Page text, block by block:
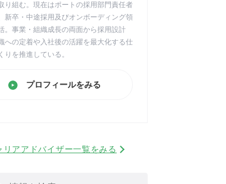
り組む。現在はポートの採用部門責任者
新卒・中途採用及びオンボーディング領
。事業・組織成長の両面から採用設計
への定着や入社後の活躍を最大化する仕
りを推進している。
プロフィールをみる
リアアドバイザー一覧をみる